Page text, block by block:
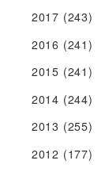
2017 (243)
2016 (241)
2015 (241)
2014 (244)
2013 (255)
2012 (177)